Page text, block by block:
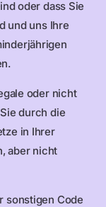
oder dass Sie
und uns Ihre
oder nicht
durch die
in Ihrer
aber nicht
sonstigen Code